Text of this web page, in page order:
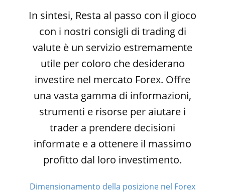
In sintesi, Resta al passo con il gioco
con i nostri consigli di trading di
valute è un servizio estremamente
utile per coloro che desiderano
investire nel mercato Forex. Offre
una vasta gamma di informazioni,
strumenti e risorse per aiutare i
trader a prendere decisioni
informate e a ottenere il massimo
profitto dal loro investimento.
Dimensionamento della posizione nel Forex